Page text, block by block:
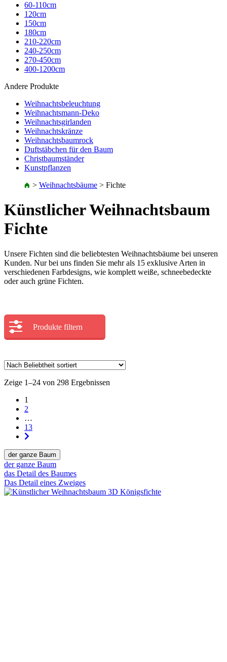
60-110cm
120cm
150cm
180cm
210-220cm
240-250cm
270-450cm
400-1200cm
Andere Produkte
Weihnachtsbeleuchtung
Weihnachtsmann-Deko
Weihnachtsgirlanden
Weihnachtskränze
Weihnachtsbaumrock
Duftstäbchen für den Baum
Christbaumständer
Kunstpflanzen
> Weihnachtsbäume > Fichte
Künstlicher Weihnachtsbaum
Fichte
Unsere Fichten sind die beliebtesten Weihnachtsbäume bei unseren
Kunden. Nur bei uns finden Sie mehr als 15 exklusive Arten in
verschiedenen Farbdesigns, wie komplett weiße, schneebedeckte
oder auch grüne Fichten.
Produkte filtern
Zeige 1–24 von 298 Ergebnissen
1
2
…
13
der ganze Baum
der ganze Baum
das Detail des Baumes
Das Detail eines Zweiges